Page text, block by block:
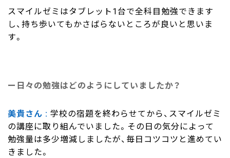
スマイルゼミはタブレット1台で全科目勉強できます
し、持ち歩いてもかさばらないところが良いと思いま
す。
日々の勉強はどのようにしていましたか？
美貴さん
学校の宿題を終わらせてから、スマイルゼミ
の講座に取り組んでいました。その日の気分によって
勉強量は多少増減しましたが、毎日コツコツと進めてい
きました。